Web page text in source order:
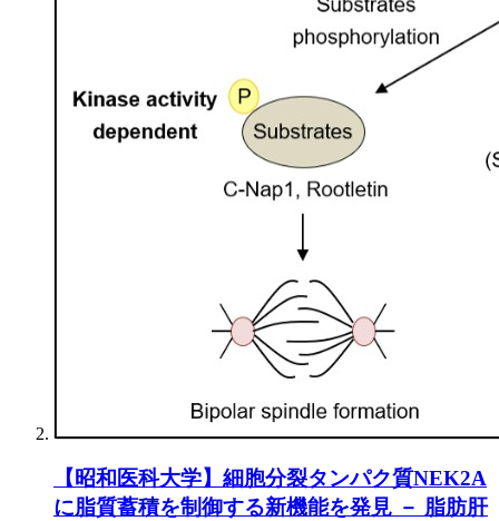
【昭和医科大学】細胞分裂タンパク質NEK2A
に脂質蓄積を制御する新機能を発見 － 脂肪肝